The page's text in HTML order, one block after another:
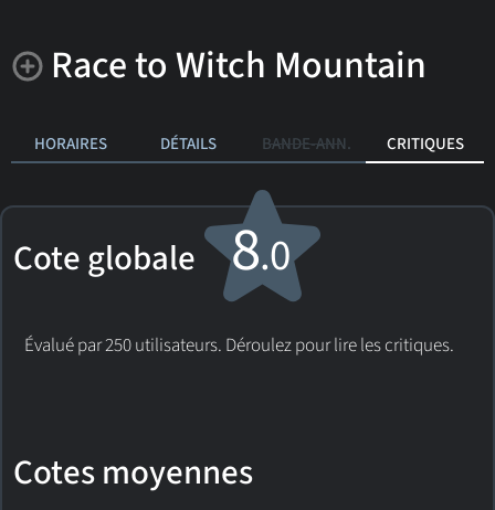
Race to Witch Mountain
HORAIRES DÉTAILS BANDE-ANN. CRITIQUES
Cote globale 8.0
Évalué par 250 utilisateurs. Déroulez pour lire les critiques.
Cotes moyennes